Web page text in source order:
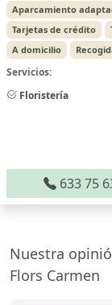
Aparcamiento
Tarjetas de crédito
A domicilio
Servicios:
Floristería
633 75
Nuestra
Flors Carmen